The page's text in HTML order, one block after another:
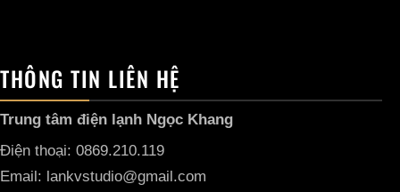
THÔNG TIN LIÊN HỆ
Trung tâm điện lạnh Ngọc Khang
Điện thoại: 0869.210.119
Email: lankvstudio@gmail.com